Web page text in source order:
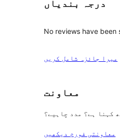
درجہ بندیاں
No reviews have been
میرا جائزہ شامل کریں
معاونت
کہنا ہے؟ مدد چاہیے؟
معاونتی فورم دیکھیں